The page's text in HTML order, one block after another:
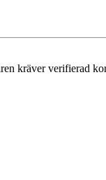
kräver verifierad